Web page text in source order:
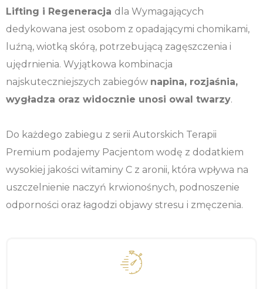
Lifting i Regeneracja dla Wymagających
dedykowana jest osobom z opadającymi chomikami,
luźną, wiotką skórą, potrzebującą zagęszczenia i
ujędrnienia. Wyjątkowa kombinacja
najskuteczniejszych zabiegów napina, rozjaśnia,
wygładza oraz widocznie unosi owal twarzy.
Do każdego zabiegu z serii Autorskich Terapii
Premium podajemy Pacjentom wodę z dodatkiem
wysokiej jakości witaminy C z aronii, która wpływa na
uszczelnienie naczyń krwionośnych, podnoszenie
odporności oraz łagodzi objawy stresu i zmęczenia.